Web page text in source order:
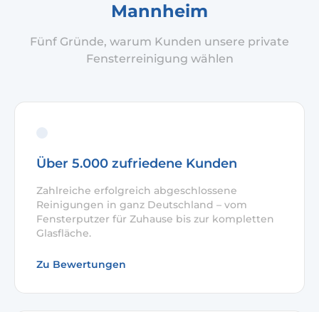
Mannheim
Fünf Gründe, warum Kunden unsere private
Fensterreinigung wählen
Über 5.000 zufriedene Kunden
Zahlreiche erfolgreich abgeschlossene
Reinigungen in ganz Deutschland – vom
Fensterputzer für Zuhause bis zur kompletten
Glasfläche.
Zu Bewertungen